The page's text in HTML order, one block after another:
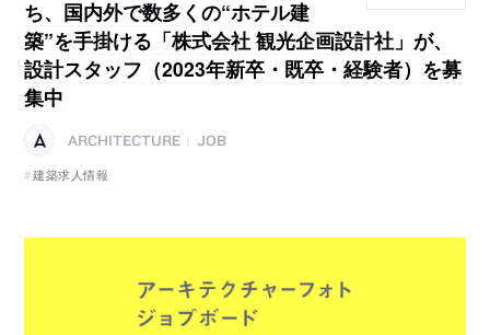
ち、国内外で数多くの“ホテル建
築”を手掛ける「株式会社 観光企画設計社」が、
設計スタッフ（2023年新卒・既卒・経験者）を募
集中
ARCHITECTURE
JOB
建築求人情報